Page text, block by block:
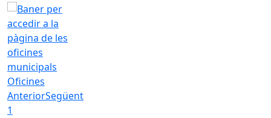
Oficines
AnteriorSegüent
1